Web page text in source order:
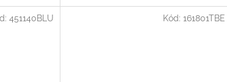
451140BLU Kód: 161801TBE